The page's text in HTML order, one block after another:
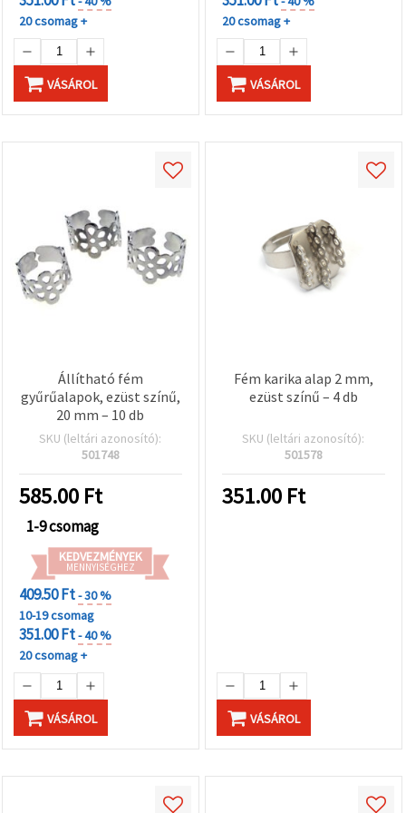
20 csomag +
VÁSÁROL
20 csomag +
VÁSÁROL
Állítható fém
gyűrűalapok, ezüst színű,
20 mm – 10 db
SKU (leltári azonosító):
501748
585.00 Ft
1-9 csomag
KEDVEZMÉNYEK
MENNYISÉGHEZ
409.50 Ft- 30 %
10-19 csomag
351.00 Ft- 40 %
20 csomag +
VÁSÁROL
Fém karika alap 2 mm,
ezüst színű – 4 db
SKU (leltári azonosító):
501578
351.00 Ft
VÁSÁROL